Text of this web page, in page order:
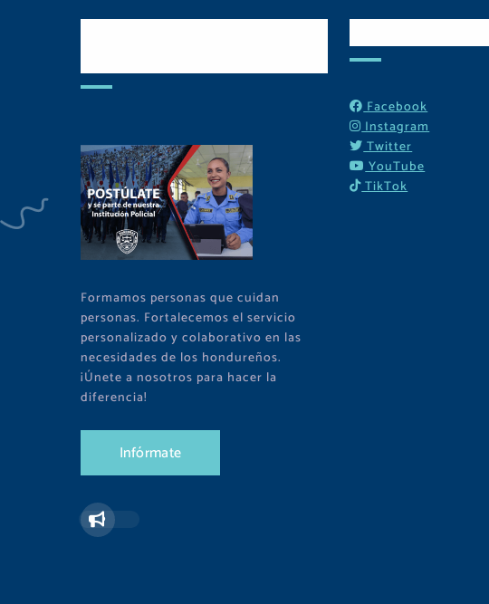
Formamos personas que cuidan
personas. Fortalecemos el servicio
personalizado y colaborativo en las
necesidades de los hondureños.
¡Únete a nosotros para hacer la
diferencia!
Infórmate
Facebook
Instagram
Twitter
YouTube
TikTok